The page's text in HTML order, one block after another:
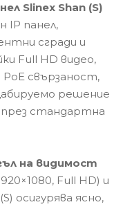
Slinex Shan (S)
IP панел,
сгради и
Full HD видео,
свързаност,
решение
през стандартна
на видимост
Full HD) и
осигурява ясно,